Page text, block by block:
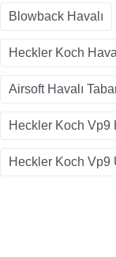
Blowback Havalı
Heckler Koch
Airsoft Havalı
Heckler Koch Vp9
Heckler Koch Vp9